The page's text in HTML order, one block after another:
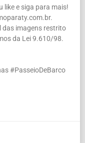
like e siga para mais!
das imagens restrito
da Lei 9.610/98.
#PasseioDeBarco